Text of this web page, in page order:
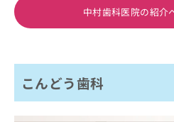
中村歯科医院の紹介
こんどう歯科